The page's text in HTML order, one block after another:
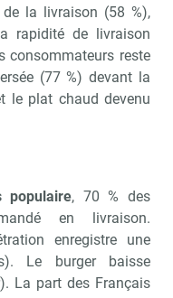
la livraison (58 %),
rapidité de livraison
consommateurs reste
(77 %) devant la
le plat chaud devenu
, 70 % des
en livraison.
enregistre une
Le burger baisse
La part des Français